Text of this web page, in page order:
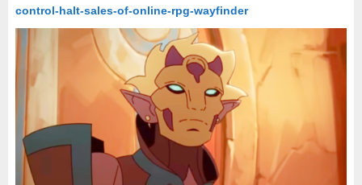
control-halt-sales-of-online-rpg-wayfinder